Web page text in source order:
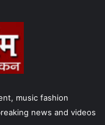
g
m
music fashion
news and videos